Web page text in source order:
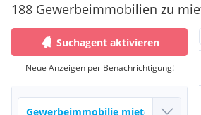
188 Gewerbeimmobilien zu
Suchagent aktivieren
Neue Anzeigen per Benachrichtigung!